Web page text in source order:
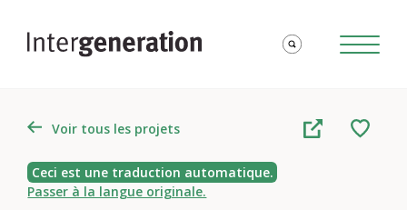
Voir tous les projets
Ceci est une traduction automatique.
Passer à la langue originale.